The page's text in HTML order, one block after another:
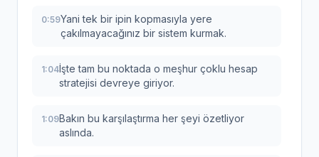
0:59Yani tek bir ipin kopmasıyla yere
çakılmayacağınız bir sistem kurmak.
1:04İşte tam bu noktada o meşhur çoklu hesap
stratejisi devreye giriyor.
1:09Bakın bu karşılaştırma her şeyi özetliyor
aslında.